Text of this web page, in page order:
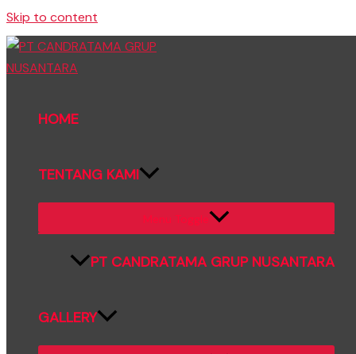
Skip to content
HOME
TENTANG KAMI
Menu Toggle
PT CANDRATAMA GRUP NUSANTARA
GALLERY